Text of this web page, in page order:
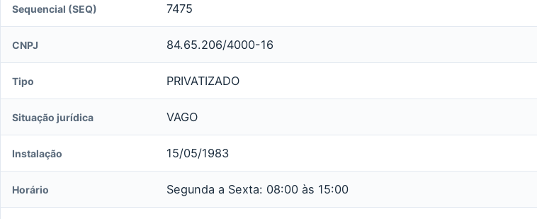
Sequencial (SEQ) 7475
CNPJ 84.65.206/4000-16
Tipo PRIVATIZADO
Situação jurídica VAGO
Instalação 15/05/1983
Horário Segunda a Sexta: 08:00 às 15:00